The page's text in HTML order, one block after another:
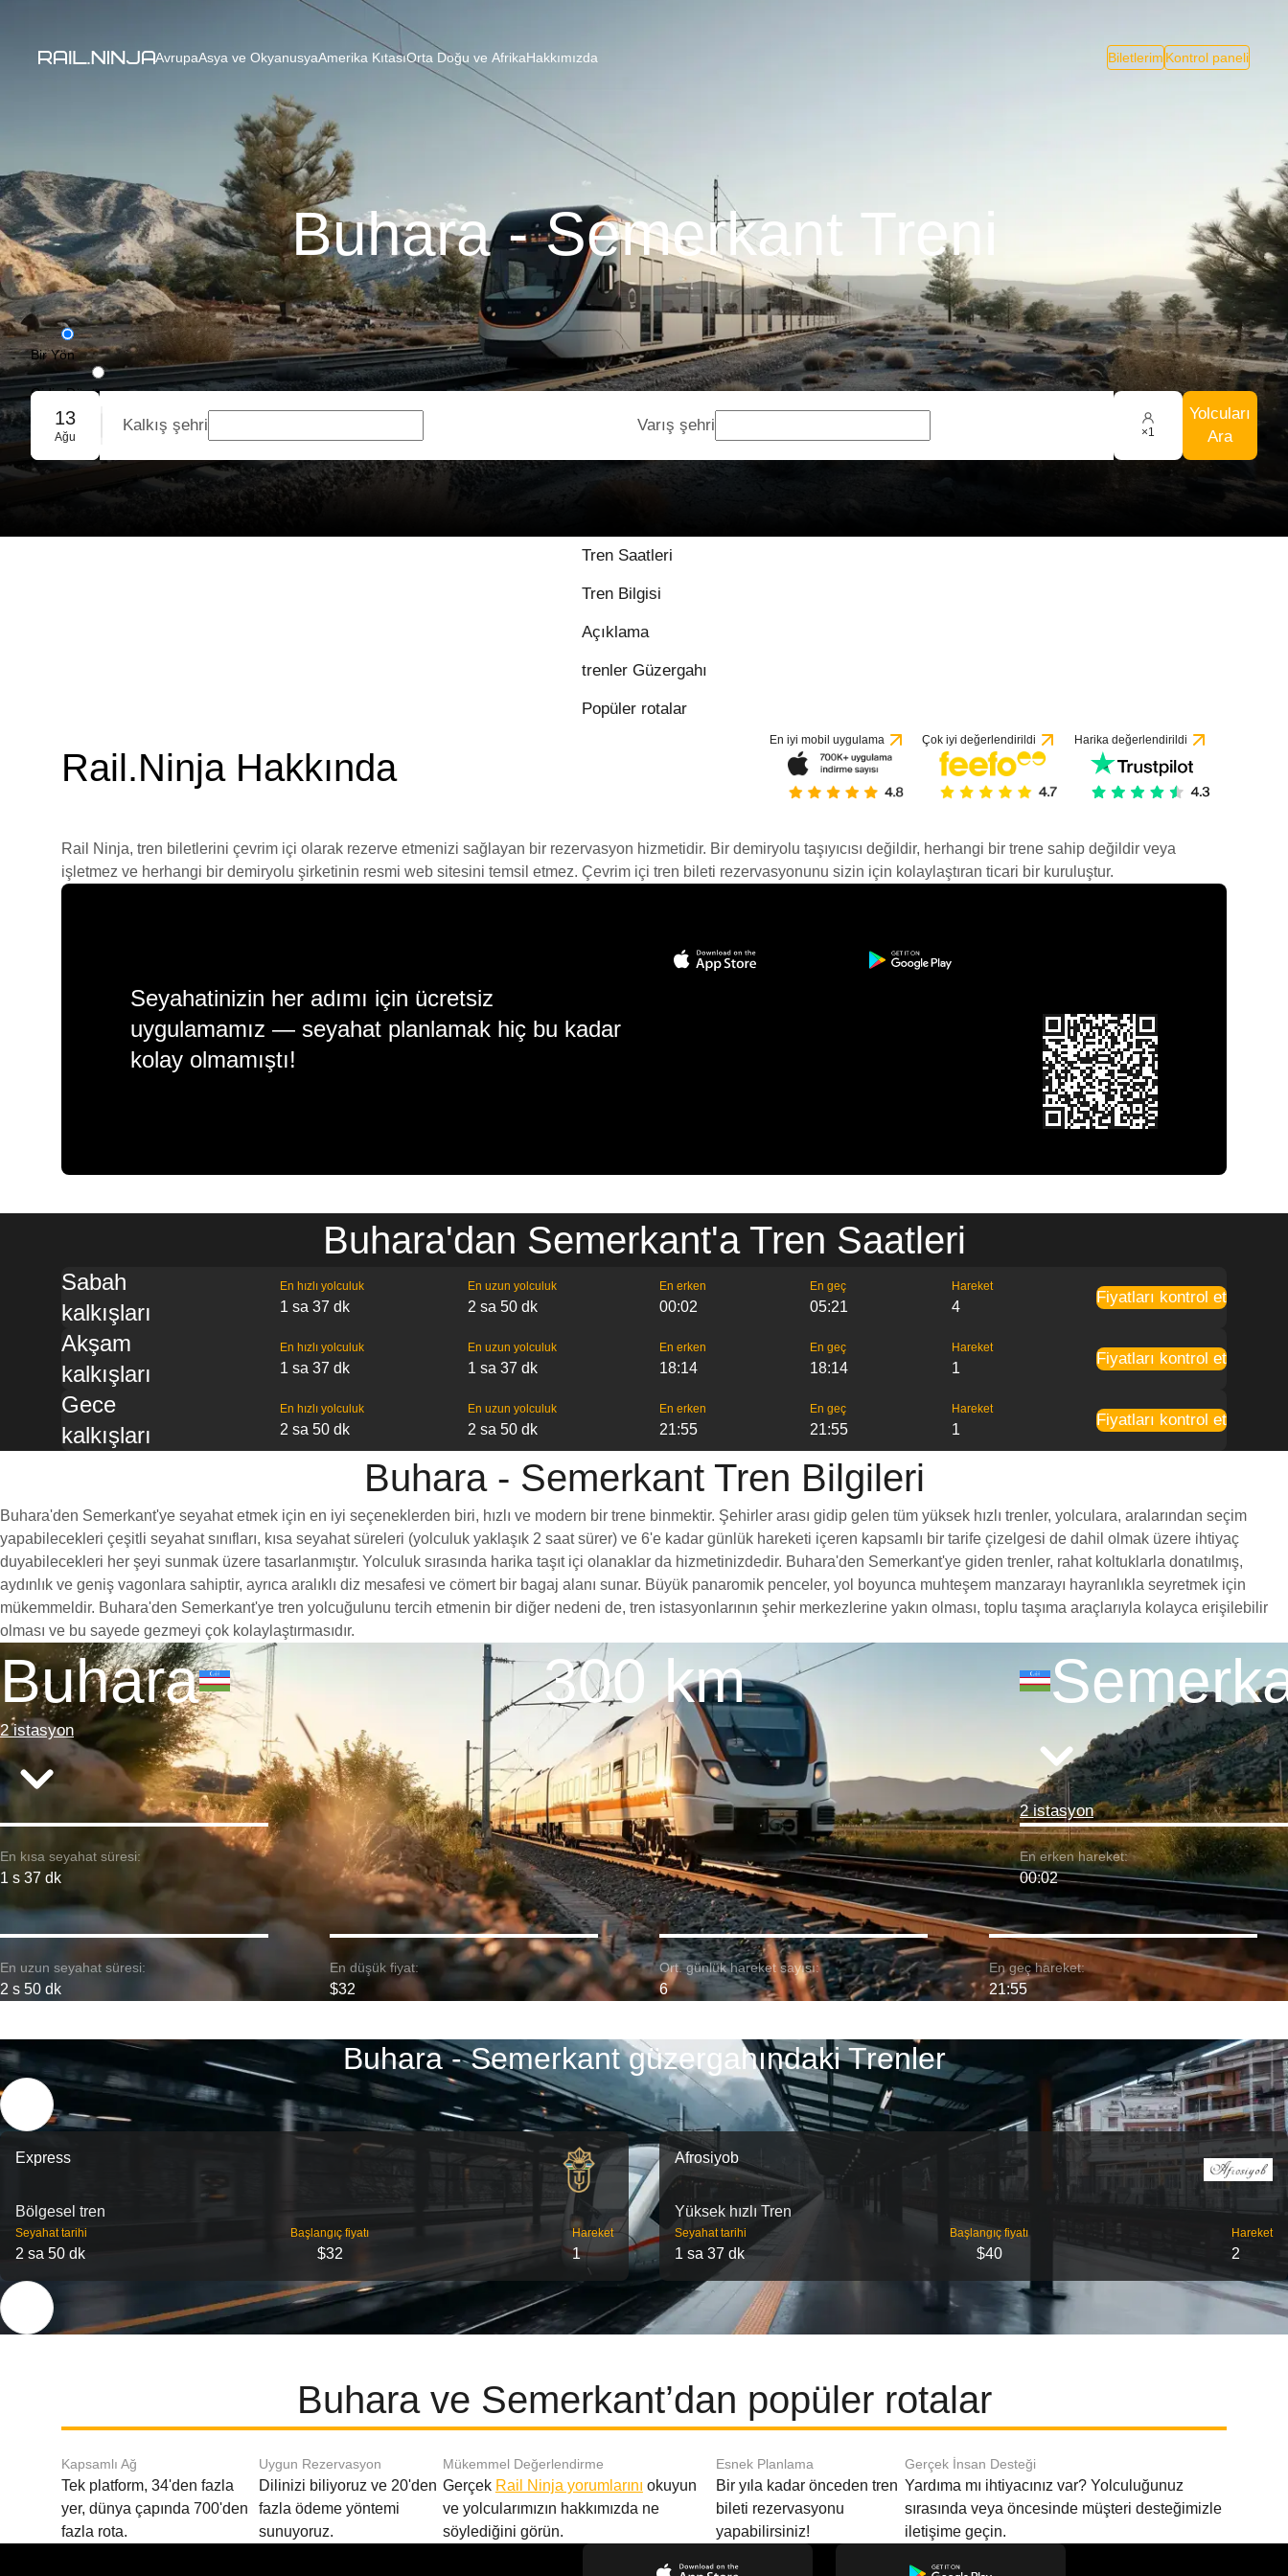
AvrupaAsya ve OkyanusyaAmerika KıtasıOrta Doğu ve AfrikaHakkımızda Biletlerim Kontrol paneli
Buhara - Semerkant Treni
Bir Yön
Gidiş-Dönüş
Grup Rezervasyonu
13
Ağu
Kalkış şehri Varış şehri ×1
Yolcuları
Ara
Tren Saatleri
Tren Bilgisi
Açıklama
trenler Güzergahı
Popüler rotalar
Rail.Ninja Hakkında
En iyi mobil uygulama Çok iyi değerlendirildi Harika değerlendirildi
Rail Ninja, tren biletlerini çevrim içi olarak rezerve etmenizi sağlayan bir rezervasyon hizmetidir. Bir demiryolu taşıyıcısı değildir, herhangi bir trene sahip değildir veya
işletmez ve herhangi bir demiryolu şirketinin resmi web sitesini temsil etmez. Çevrim içi tren bileti rezervasyonunu sizin için kolaylaştıran ticari bir kuruluştur.
Seyahatinizin her adımı için ücretsiz
uygulamamız — seyahat planlamak hiç bu kadar
kolay olmamıştı!
Buhara'dan Semerkant'a Tren Saatleri
Sabah
kalkışları
En hızlı yolculuk
1 sa 37 dk
En uzun yolculuk
2 sa 50 dk
En erken
00:02
En geç
05:21
Hareket
4
Fiyatları kontrol et
Akşam
kalkışları
En hızlı yolculuk
1 sa 37 dk
En uzun yolculuk
1 sa 37 dk
En erken
18:14
En geç
18:14
Hareket
1
Fiyatları kontrol et
Gece
kalkışları
En hızlı yolculuk
2 sa 50 dk
En uzun yolculuk
2 sa 50 dk
En erken
21:55
En geç
21:55
Hareket
1
Fiyatları kontrol et
Buhara - Semerkant Tren Bilgileri
Buhara'den Semerkant'ye seyahat etmek için en iyi seçeneklerden biri, hızlı ve modern bir trene binmektir. Şehirler arası gidip gelen tüm yüksek hızlı trenler, yolculara, aralarından seçim
yapabilecekleri çeşitli seyahat sınıfları, kısa seyahat süreleri (yolculuk yaklaşık 2 saat sürer) ve 6'e kadar günlük hareketi içeren kapsamlı bir tarife çizelgesi de dahil olmak üzere ihtiyaç
duyabilecekleri her şeyi sunmak üzere tasarlanmıştır. Yolculuk sırasında harika taşıt içi olanaklar da hizmetinizdedir. Buhara'den Semerkant'ye giden trenler, rahat koltuklarla donatılmış,
aydınlık ve geniş vagonlara sahiptir, ayrıca aralıklı diz mesafesi ve cömert bir bagaj alanı sunar. Büyük panaromik penceler, yol boyunca muhteşem manzarayı hayranlıkla seyretmek için
mükemmeldir. Buhara'den Semerkant'ye tren yolcuğulunu tercih etmenin bir diğer nedeni de, tren istasyonlarının şehir merkezlerine yakın olması, toplu taşıma araçlarıyla kolayca erişilebilir
olması ve bu sayede gezmeyi çok kolaylaştırmasıdır.
Buhara
2 istasyon
300 km
2 istasyon
En kısa seyahat süresi:
1 s 37 dk
En erken hareket:
00:02
En uzun seyahat süresi:
2 s 50 dk
En düşük fiyat:
$32
Ort. günlük hareket sayısı:
6
En geç hareket:
21:55
Buhara - Semerkant güzergahındaki Trenler
Express
Bölgesel tren
Seyahat tarihi
2 sa 50 dk
Başlangıç ​​fiyatı
$32
Hareket
1
Afrosiyob
Yüksek hızlı Tren
Seyahat tarihi
1 sa 37 dk
Başlangıç ​​fiyatı
$40
Hareket
2
Buhara ve Semerkant’dan popüler rotalar
9.2 / 10 üzerinden 1 yorumeye göre
Kapsamlı Ağ
Tek platform, 34'den fazla
yer, dünya çapında 700'den
fazla rota.
Uygun Rezervasyon
Dilinizi biliyoruz ve 20'den
fazla ödeme yöntemi
sunuyoruz.
Mükemmel Değerlendirme
Gerçek Rail Ninja yorumlarını okuyun
ve yolcularımızın hakkımızda ne
söylediğini görün.
Esnek Planlama
Bir yıla kadar önceden tren
bileti rezervasyonu
yapabilirsiniz!
Gerçek İnsan Desteği
Yardıma mı ihtiyacınız var? Yolculuğunuz
sırasında veya öncesinde müşteri desteğimizle
iletişime geçin.